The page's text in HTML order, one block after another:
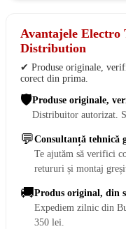
Avantajele Electro
Distribution
✔ Produse originale,
corect din prima.
🛡️Produse originale,
Distribuitor autorizat.
💬Consultanță tehnică
Te ajutăm să verifici
retururi și montaj
🚚Produs original, din
Expediem zilnic din
350 lei.